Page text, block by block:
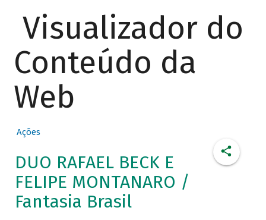
Visualizador do
Conteúdo da
Web
Ações
DUO RAFAEL BECK E
FELIPE MONTANARO /
Fantasia Brasil